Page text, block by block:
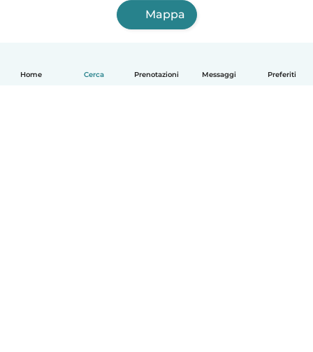
Home Cerca Prenotazioni Messaggi Preferiti
Mappa